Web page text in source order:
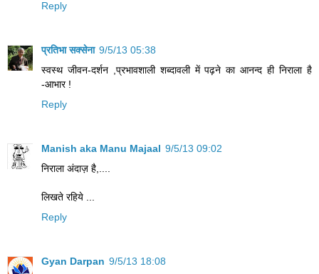
Reply
प्रतिभा सक्सेना 9/5/13 05:38
स्वस्थ जीवन-दर्शन ,प्रभावशाली शब्दावली में पढ़ने का आनन्द ही निराला है
-आभार !
Reply
Manish aka Manu Majaal 9/5/13 09:02
निराला अंदाज़ है,....
लिखते रहिये ...
Reply
Gyan Darpan 9/5/13 18:08